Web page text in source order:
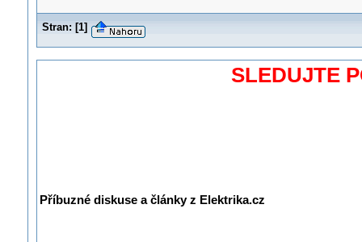
Stran: [1]
SLEDUJTE
Příbuzné diskuse a články z Elektrika.cz